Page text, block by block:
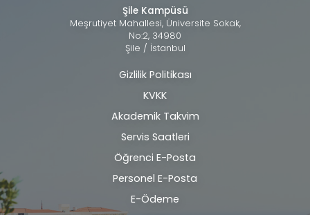
Şile Kampüsü
Meşrutiyet Mahallesi, Üniversite Sokak,
No:2, 34980
Şile / İstanbul
Alt
bilgi
Gizlilik Politikası
KVKK
Akademik Takvim
Servis Saatleri
Öğrenci E-Posta
Personel E-Posta
E-Ödeme